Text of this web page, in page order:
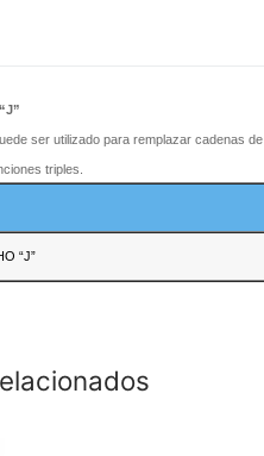
ser utilizado para remplazar cadenas de
triples.
“J”